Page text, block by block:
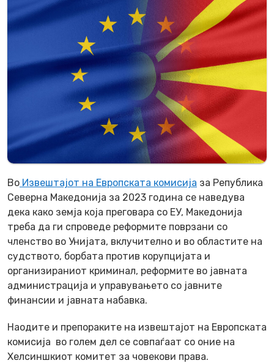
Во Извештајот на Европската комисија за Република
Северна Македонија за 2023 година се наведува
дека како земја која преговара со ЕУ, Македонија
треба да ги спроведе реформите поврзани со
членство во Унијата, вклучително и во областите на
судството, борбата против корупцијата и
организираниот криминал, реформите во јавната
администрација и управувањето со јавните
финансии и јавната набавка.
Наодите и препораките на извештајот на Европската
комисија во голем дел се совпаѓаат со оние на
Хелсиншкиот комитет за човекови права.